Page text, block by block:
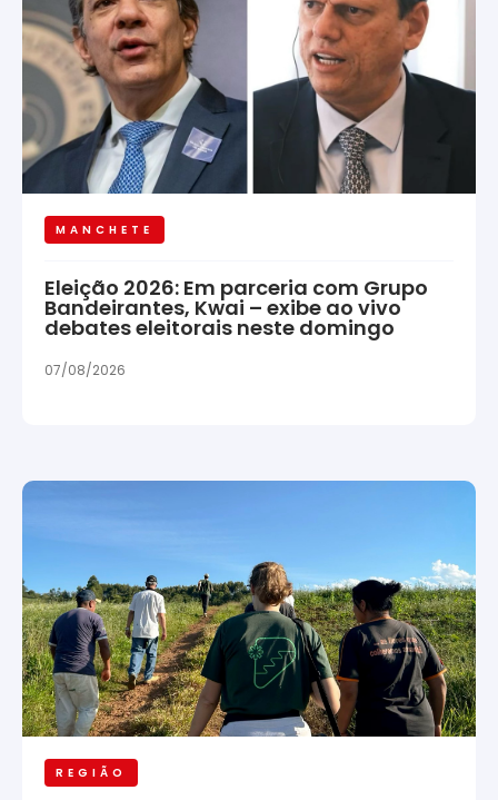
MANCHETE
Eleição 2026: Em parceria com Grupo
Bandeirantes, Kwai – exibe ao vivo
debates eleitorais neste domingo
07/08/2026
REGIÃO